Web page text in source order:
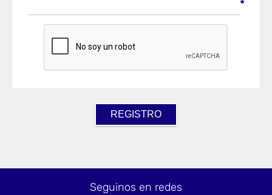
*
Seguinos en redes